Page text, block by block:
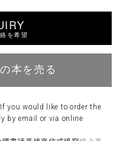
を希望
本を売る
you would like to order the
by email or via online